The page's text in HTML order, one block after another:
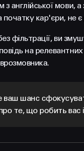
англійської мови,
кар'єри, не є
фільтрації, ви
на
шанс
те, що робить вас